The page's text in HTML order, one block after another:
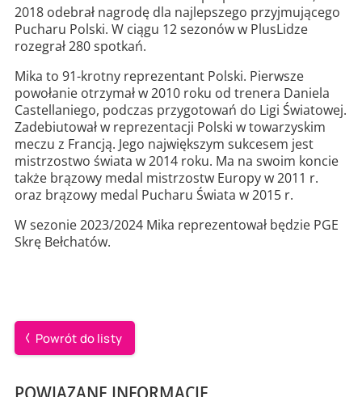
2018 odebrał nagrodę dla najlepszego przyjmującego
Pucharu Polski. W ciągu 12 sezonów w PlusLidze
rozegrał 280 spotkań.
Mika to 91-krotny reprezentant Polski. Pierwsze
powołanie otrzymał w 2010 roku od trenera Daniela
Castellaniego, podczas przygotowań do Ligi Światowej.
Zadebiutował w reprezentacji Polski w towarzyskim
meczu z Francją. Jego największym sukcesem jest
mistrzostwo świata w 2014 roku. Ma na swoim koncie
także brązowy medal mistrzostw Europy w 2011 r.
oraz brązowy medal Pucharu Świata w 2015 r.
W sezonie 2023/2024 Mika reprezentował będzie PGE
Skrę Bełchatów.
Powrót do listy